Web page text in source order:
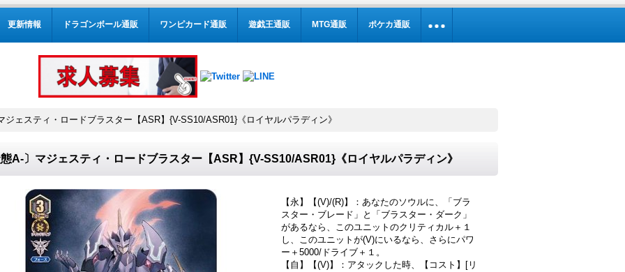
更新情報 ドラゴンボール通販 ワンピカード通販 遊戯王通販 MTG通販 ポケカ通販
ジェスティ・ロードブラスター【ASR】{V-SS10/ASR01}《ロイヤルパラディン》
A-〕マジェスティ・ロードブラスター【ASR】{V-SS10/ASR01}《ロイヤルパラディン》
【永】【(V)/(R)】：あなたのソウルに、「ブラ
スター・ブレード」と「ブラスター・ダーク」
があるなら、このユニットのクリティカル＋１
し、このユニットが(V)にいるなら、さらにパワ
ー＋5000/ドライブ＋１。
【自】【(V)】：アタックした時、【コスト】[リ